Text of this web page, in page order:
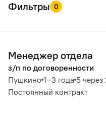
Фильтры 0
Менеджер отдела
з/п по договоренности
Пушкино 1‒3 года 5 через
Постоянный контракт